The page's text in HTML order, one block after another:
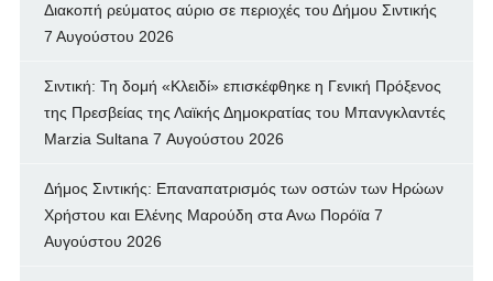
Διακοπή ρεύματος αύριο σε περιοχές του Δήμου Σιντικής
7 Αυγούστου 2026
Σιντική: Τη δομή «Κλειδί» επισκέφθηκε η Γενική Πρόξενος
της Πρεσβείας της Λαϊκής Δημοκρατίας του Μπανγκλαντές
Marzia Sultana 7 Αυγούστου 2026
Δήμος Σιντικής: Επαναπατρισμός των oστών των Ηρώων
Χρήστου και Ελένης Μαρούδη στα Ανω Πορόϊα 7
Αυγούστου 2026